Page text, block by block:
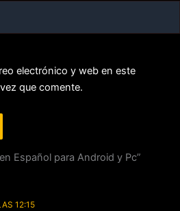
electrónico y web en este
que comente.
Español para Android y Pc”
12:15